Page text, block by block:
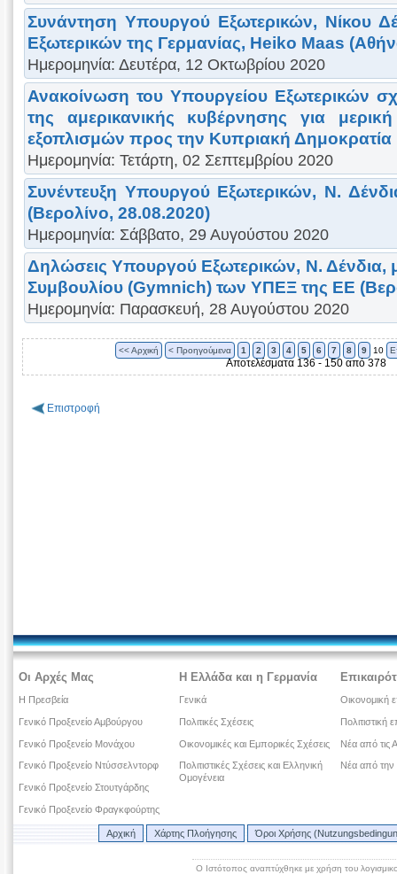
Συνάντηση Υπουργού Εξωτερικών, Νίκου
Εξωτερικών της Γερμανίας, Heiko Maas
Ημερομηνία: Δευτέρα, 12 Οκτωβρίου 2020
Ανακοίνωση του Υπουργείου Εξωτερικών
της αμερικανικής κυβέρνησης για
εξοπλισμών προς την Κυπριακή Δημοκρατία
Ημερομηνία: Τετάρτη, 02 Σεπτεμβρίου 2020
Συνέντευξη Υπουργού Εξωτερικών, Ν.
(Βερολίνο, 28.08.2020)
Ημερομηνία: Σάββατο, 29 Αυγούστου 2020
Δηλώσεις Υπουργού Εξωτερικών, Ν. Δένδια,
Συμβουλίου (Gymnich) των ΥΠΕΞ της ΕΕ
Ημερομηνία: Παρασκευή, 28 Αυγούστου 2020
<< Αρχική < Προηγούμενα 1 2 3 4 5 6 7 8 9 10
Αποτελέσματα 136 - 150 από 378
Επιστροφή
Οι Αρχές Μας
Η Πρεσβεία
Γενικό Προξενείο Αμβούργου
Γενικό Προξενείο Μονάχου
Γενικό Προξενείο Ντύσσελντορφ
Γενικό Προξενείο Στουτγάρδης
Γενικό Προξενείο Φραγκφούρτης
Η Ελλάδα και η Γερμανία
Γενικά
Πολιτικές Σχέσεις
Οικονομικές και Εμπορικές Σχέσεις
Πολιτιστικές Σχέσεις και Ελληνική
Ομογένεια
Οικονομική
Πολιτιστική
Νέα από τις
Νέα από την
Αρχική Χάρτης Πλοήγησης Όροι Χρήσης
Ο Ιστότοπος αναπτύχθηκε με χρήση του